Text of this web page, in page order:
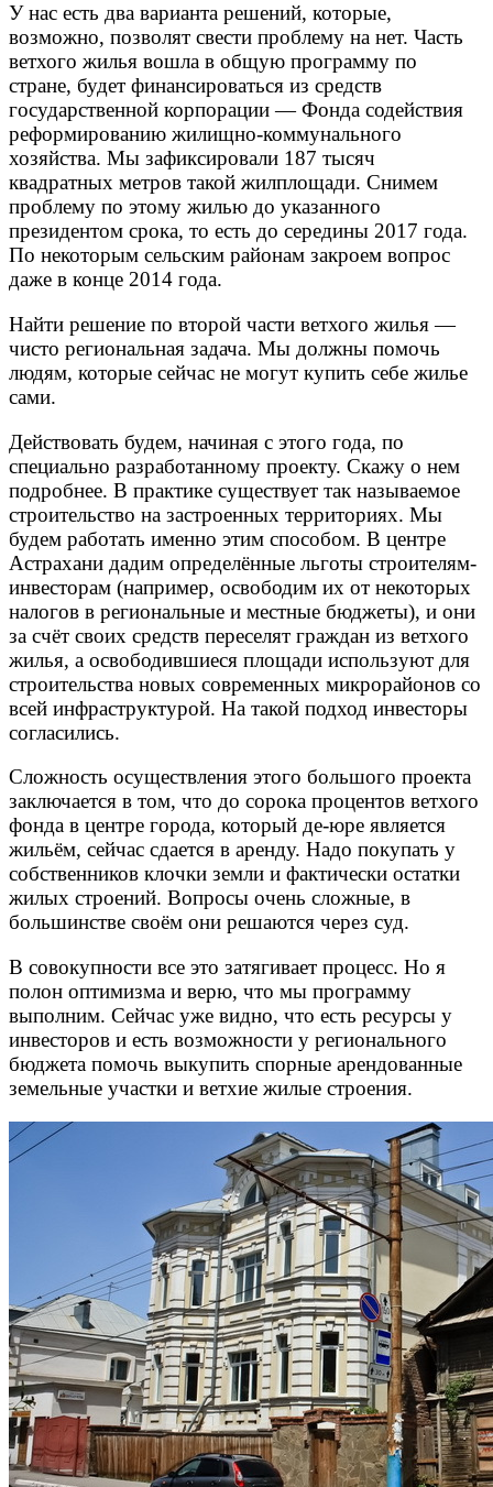
У нас есть два варианта решений, которые,
возможно, позволят свести проблему на нет. Часть
ветхого жилья вошла в общую программу по
стране, будет финансироваться из средств
государственной корпорации — Фонда содействия
реформированию жилищно-коммунального
хозяйства. Мы зафиксировали 187 тысяч
квадратных метров такой жилплощади. Снимем
проблему по этому жилью до указанного
президентом срока, то есть до середины 2017 года.
По некоторым сельским районам закроем вопрос
даже в конце 2014 года.
Найти решение по второй части ветхого жилья —
чисто региональная задача. Мы должны помочь
людям, которые сейчас не могут купить себе жилье
сами.
Действовать будем, начиная с этого года, по
специально разработанному проекту. Скажу о нем
подробнее. В практике существует так называемое
строительство на застроенных территориях. Мы
будем работать именно этим способом. В центре
Астрахани дадим определённые льготы строителям-
инвесторам (например, освободим их от некоторых
налогов в региональные и местные бюджеты), и они
за счёт своих средств переселят граждан из ветхого
жилья, а освободившиеся площади используют для
строительства новых современных микрорайонов со
всей инфраструктурой. На такой подход инвесторы
согласились.
Сложность осуществления этого большого проекта
заключается в том, что до сорока процентов ветхого
фонда в центре города, который де-юре является
жильём, сейчас сдается в аренду. Надо покупать у
собственников клочки земли и фактически остатки
жилых строений. Вопросы очень сложные, в
большинстве своём они решаются через суд.
В совокупности все это затягивает процесс. Но я
полон оптимизма и верю, что мы программу
выполним. Сейчас уже видно, что есть ресурсы у
инвесторов и есть возможности у регионального
бюджета помочь выкупить спорные арендованные
земельные участки и ветхие жилые строения.